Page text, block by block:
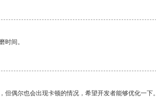
时间。
偶尔也会出现卡顿的情况，希望开发者能够优化一下。